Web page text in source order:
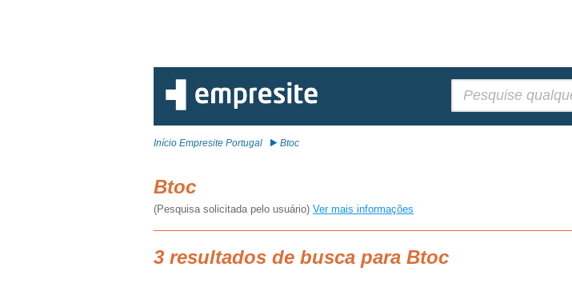
Início Empresite Portugal Btoc
Btoc
(Pesquisa solicitada pelo usuário) Ver mais informações
3 resultados de busca para Btoc